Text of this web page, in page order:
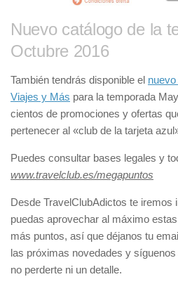
Nuevo catálogo de la
Octubre 2016
También tendrás disponible el
Viajes y Más para la temporada
cientos de promociones y ofertas
pertenecer al «club de la tarjeta
Puedes consultar bases legales y
www.travelclub.es/megapuntos
Desde TravelClubAdictos te iremos
puedas aprovechar al máximo
más puntos, así que déjanos tu
las próximas novedades y
no perderte ni un detalle.